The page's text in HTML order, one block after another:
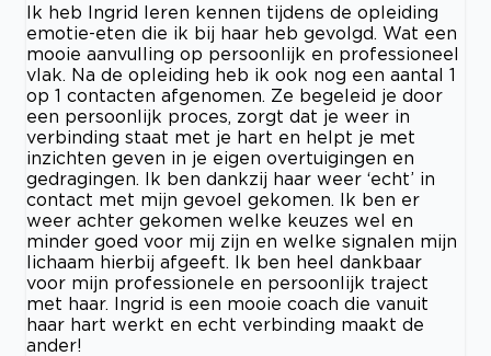
Ik heb Ingrid leren kennen tijdens de opleiding
emotie-eten die ik bij haar heb gevolgd. Wat een
mooie aanvulling op persoonlijk en professioneel
vlak. Na de opleiding heb ik ook nog een aantal 1
op 1 contacten afgenomen. Ze begeleid je door
een persoonlijk proces, zorgt dat je weer in
verbinding staat met je hart en helpt je met
inzichten geven in je eigen overtuigingen en
gedragingen. Ik ben dankzij haar weer ‘echt’ in
contact met mijn gevoel gekomen. Ik ben er
weer achter gekomen welke keuzes wel en
minder goed voor mij zijn en welke signalen mijn
lichaam hierbij afgeeft. Ik ben heel dankbaar
voor mijn professionele en persoonlijk traject
met haar. Ingrid is een mooie coach die vanuit
haar hart werkt en echt verbinding maakt de
ander!